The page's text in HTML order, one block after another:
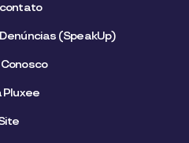
(SpeakUp)
Pluxee